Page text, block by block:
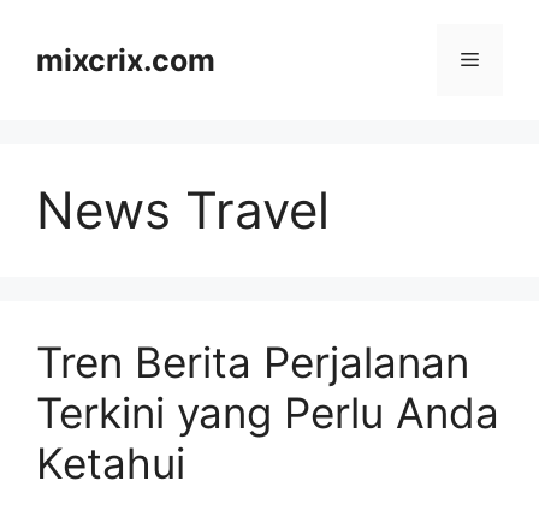
contentmixcrix.com Menu
News Travel
Tren Berita Perjalanan
Terkini yang Perlu Anda
Ketahui